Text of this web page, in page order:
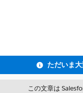
この文章は